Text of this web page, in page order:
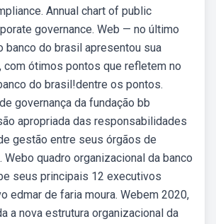
Annual chart of public
governance. Web — no último
banco do brasil apresentou sua
com ótimos pontos que refletem no
do brasil!dentre os pontos.
governança da fundação bb
apropriada das responsabilidades
gestão entre seus órgãos de
Webo quadro organizacional da banco
seus principais 12 executivos
edmar de faria moura. Webem 2020,
a nova estrutura organizacional da